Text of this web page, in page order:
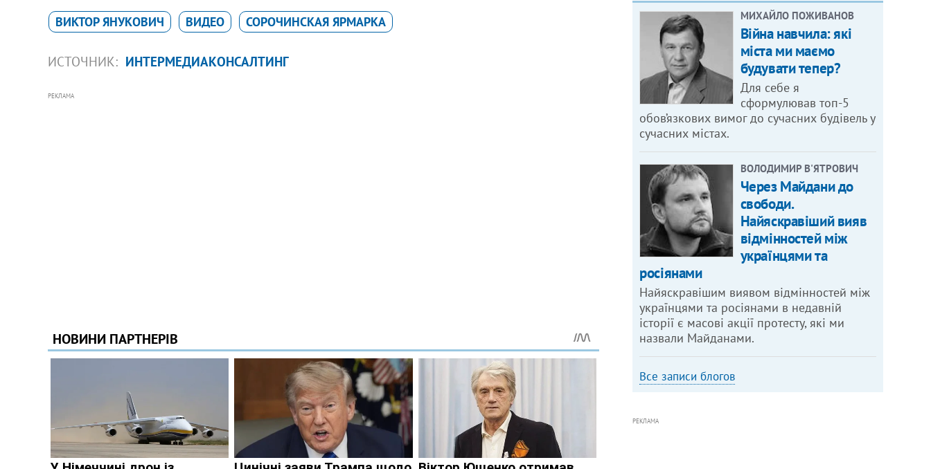
ВИКТОР ЯНУКОВИЧ ВИДЕО СОРОЧИНСКАЯ ЯРМАРКА
ИСТОЧНИК: ИНТЕРМЕДИАКОНСАЛТИНГ
РЕКЛАМА
МИХАЙЛО ПОЖИВАНОВ
Війна навчила: які
міста ми маємо
будувати тепер?
Для себе я
сформулював топ-5
обов’язкових вимог до сучасних будівель у
сучасних містах.
ВОЛОДИМИР В'ЯТРОВИЧ
Через Майдани до
свободи.
Найяскравіший вияв
відмінностей між
українцями та
росіянами
Найяскравішим виявом відмінностей між
українцями та росіянами в недавній
історії є масові акції протесту, які ми
назвали Майданами.
Все записи блогов
РЕКЛАМА